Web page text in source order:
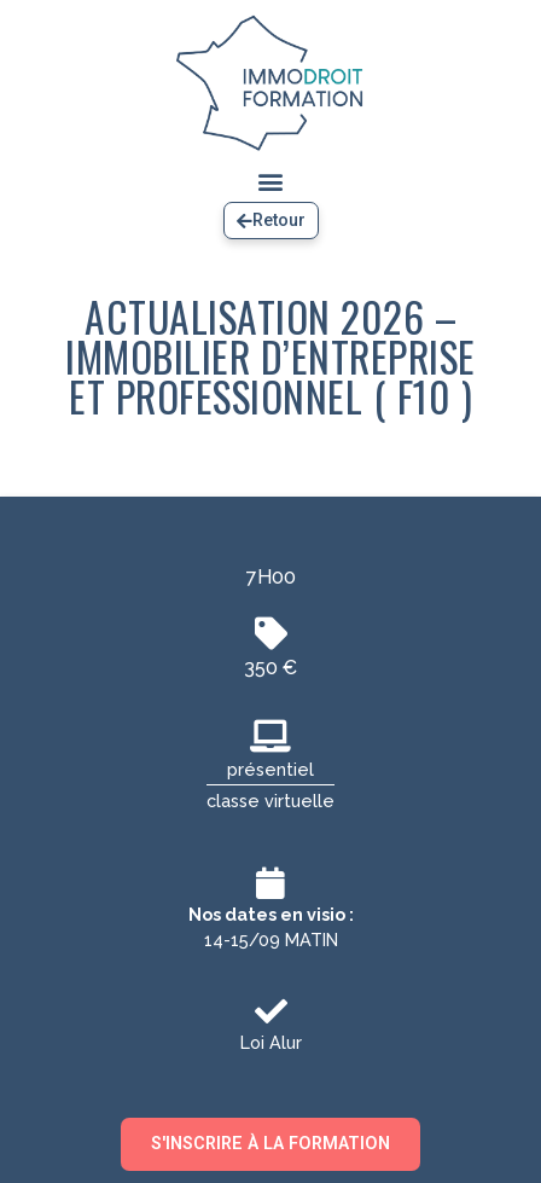
Retour
ACTUALISATION 2026 –
IMMOBILIER D’ENTREPRISE
ET PROFESSIONNEL ( F10 )
7H00
350 €
présentiel
classe virtuelle
Nos dates en visio :
14-15/09 MATIN
Loi Alur
S'INSCRIRE À LA FORMATION